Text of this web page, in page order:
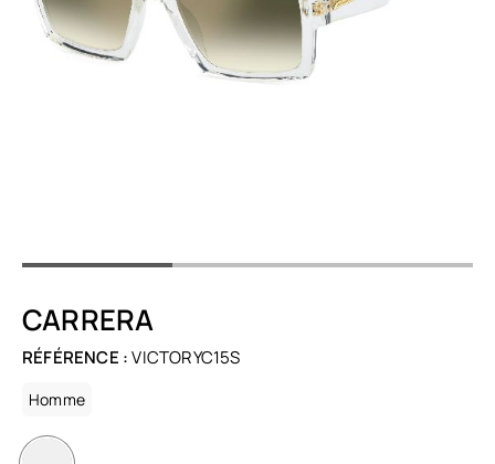
CARRERA
RÉFÉRENCE :VICTORYC15S
Homme